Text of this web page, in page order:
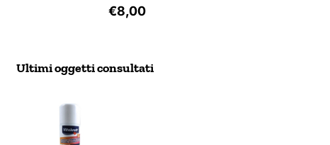
Prezzo: 8,00, IVA esclusa: 6,61
€8,00
Ultimi oggetti consultati